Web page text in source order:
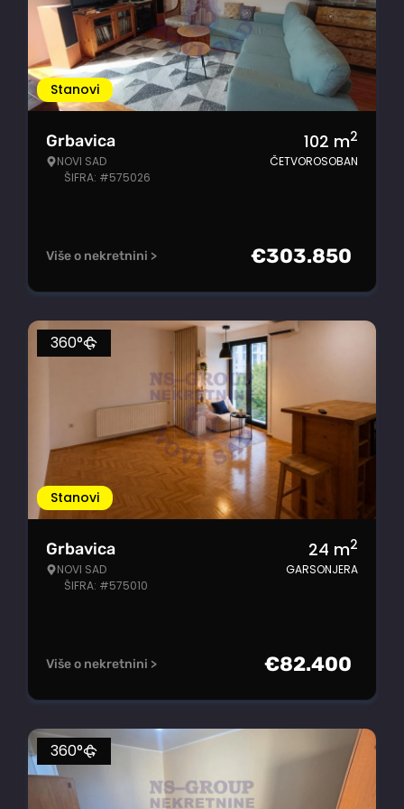
Stanovi
Grbavica
NOVI SAD
ŠIFRA: #575026
102 m2
ČETVOROSOBAN
Više o nekretnini > €303.850
Stanovi
360°
Grbavica
NOVI SAD
ŠIFRA: #575010
24 m2
GARSONJERA
Više o nekretnini > €82.400
360°